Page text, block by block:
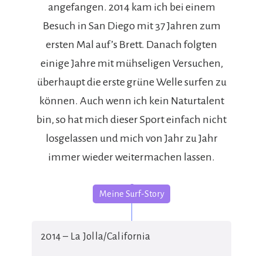
angefangen. 2014 kam ich bei einem
Besuch in San Diego mit 37 Jahren zum
ersten Mal auf’s Brett. Danach folgten
einige Jahre mit mühseligen Versuchen,
überhaupt die erste grüne Welle surfen zu
können. Auch wenn ich kein Naturtalent
bin, so hat mich dieser Sport einfach nicht
losgelassen und mich von Jahr zu Jahr
immer wieder weitermachen lassen.
Meine Surf-Story
2014 – La Jolla/California